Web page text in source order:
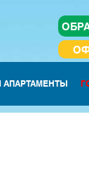
АПАРТАМЕНТЫ